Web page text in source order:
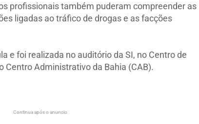
profissionais também puderam compreender as
ligadas ao tráfico de drogas e as facções
e foi realizada no auditório da SI, no Centro de
Centro Administrativo da Bahia (CAB).
Continua após o anuncio